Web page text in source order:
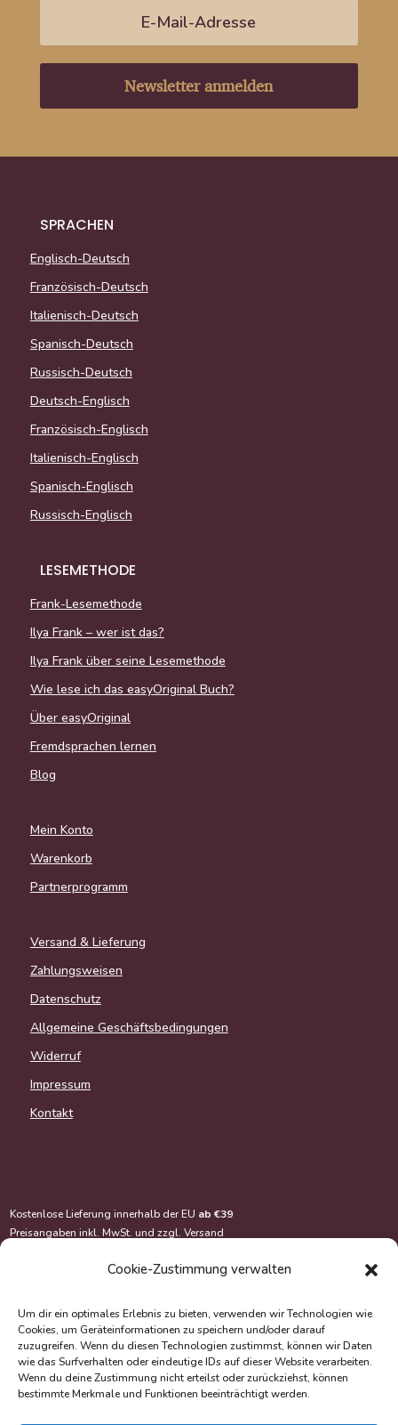
Cookie-Zustimmung verwalten
Um dir ein optimales Erlebnis zu bieten, verwenden wir Technologien wie
Cookies, um Geräteinformationen zu speichern und/oder darauf
zuzugreifen. Wenn du diesen Technologien zustimmst, können wir Daten
wie das Surfverhalten oder eindeutige IDs auf dieser Website verarbeiten.
Wenn du deine Zustimmung nicht erteilst oder zurückziehst, können
bestimmte Merkmale und Funktionen beeinträchtigt werden.
Newsletter anmelden
SPRACHEN
Englisch-Deutsch
Französisch-Deutsch
Italienisch-Deutsch
Spanisch-Deutsch
Russisch-Deutsch
Deutsch-Englisch
Französisch-Englisch
Italienisch-Englisch
Spanisch-Englisch
Russisch-Englisch
LESEMETHODE
Frank-Lesemethode
Ilya Frank – wer ist das?
Ilya Frank über seine Lesemethode
Wie lese ich das easyOriginal Buch?
Über easyOriginal
Fremdsprachen lernen
Blog
Mein Konto
Warenkorb
Partnerprogramm
Versand & Lieferung
Zahlungsweisen
Datenschutz
Allgemeine Geschäftsbedingungen
Widerruf
Impressum
Kontakt
Kostenlose Lieferung innerhalb der EU ab €39
Preisangaben inkl. MwSt. und zzgl.Versand